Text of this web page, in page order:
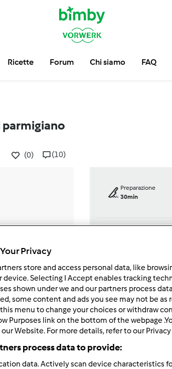
Ricette Forum Chi siamo FAQ
parmigiano
(0) (10)
Preparazione
30min
porzione/porzioni
4persona/persone
--
Privacy
store and access personal data, like
device. Selecting I Accept enables tracking
shown under we and our partners process
some content and ads you see may not be as
menu to change your choices or withdraw
Purposes link on the bottom of the webpage
Website. For more details, refer to our Privacy
process data to provide:
data. Actively scan device characteristics